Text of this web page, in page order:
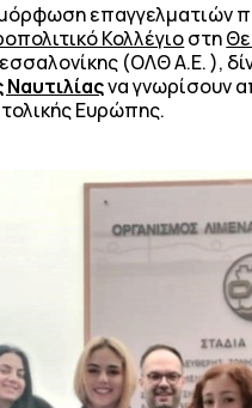
επαγγελματιών
Κολλέγιοστη
(ΟΛΘ Α.Ε. ),
Ναυτιλίαςνα γνωρίσουν
Ευρώπης.